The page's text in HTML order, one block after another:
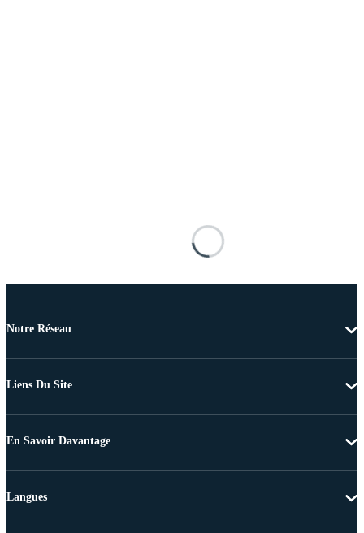
Notre Réseau
Liens Du Site
En Savoir Davantage
Langues